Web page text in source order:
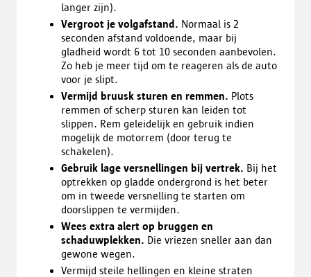
langer zijn).
Vergroot je volgafstand. Normaal is 2
seconden afstand voldoende, maar bij
gladheid wordt 6 tot 10 seconden aanbevolen.
Zo heb je meer tijd om te reageren als de auto
voor je slipt.
Vermijd bruusk sturen en remmen. Plots
remmen of scherp sturen kan leiden tot
slippen. Rem geleidelijk en gebruik indien
mogelijk de motorrem (door terug te
schakelen).
Gebruik lage versnellingen bij vertrek. Bij het
optrekken op gladde ondergrond is het beter
om in tweede versnelling te starten om
doorslippen te vermijden.
Wees extra alert op bruggen en
schaduwplekken. Die vriezen sneller aan dan
gewone wegen.
Vermijd steile hellingen en kleine straten